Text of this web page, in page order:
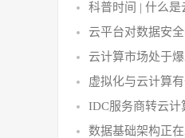
科普时间 | 什么是
云平台对数据安
云计算市场处于
虚拟化与云计算有
IDC服务商转云计
数据基础架构正